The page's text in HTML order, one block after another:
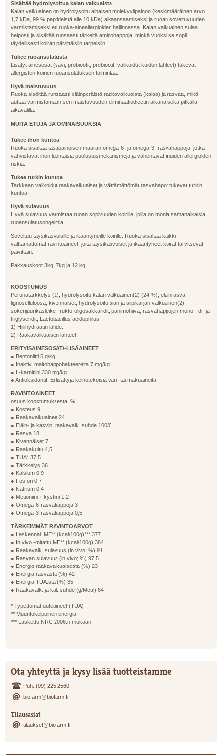
Sisältää hydrolysoitua kalan valkuaista
Kalan valkuainen on hydrolysoitu alhaisen molekyylipainon (keskimääräinen arvo
1,7 kDa, 99 % peptideistä alle 10 kDa) aikaansaamiseksi ja ruoan soveltuvuuden
varmistamiseksi eri ruoka-aineallergioiden hallinnassa. Kalan valkuainen sulaa
helposti ja sisältää runsaasti tärkeitä aminohappoja, minkä vuoksi se sopii
täydellisesti koiran päivittäisiin tarpeisiin.
Tukee ruoansulatusta
Lisätyt ainesosat (savi, probiootit, prebiootit, valikoidut kuidun lähteet) tukevat
allergisten koirien ruoansulatuksen toimintaa.
Hyvä maistuvuus
Ruoka sisältää runsaasti eläinperäistä raakavalkuaista (kalaa) ja rasvaa, mikä
auttaa varmistamaan sen maistuvuuden eliminaatiodieetin aikana sekä pitkällä
aikavälillä.
MUITA ETUJA JA OMINAISUUKSIA
Tukee ihon kuntoa
Ruoka sisältää tasapainoisen määrän omega-6- ja omega-3- rasvahappoja, jotka
vahvistavat ihon luontaisia puolustusmekanismeja ja vähentävät muiden allergioiden
riskiä.
Tukee turkin kuntoa
Tarkkaan valikoidut raakavalkuaiset ja välttämättömät rasvahapot tukevat turkin
kuntoa.
Hyvä sulavuus
Hyvä sulavuus varmistaa ruoan sopivuuden koirille, joilla on monia samanaikaisia
ruoansulatusongelmia.
Soveltuu täysikasvuisille ja ikääntyneille koirille. Ruoka sisältää kaikki
välttämättömät ravintoaineet, joita täysikasvuiset ja ikääntyneet koirat tarvitsevat
päivittäin.
Pakkauskoot 3kg, 7kg ja 12 kg
KOOSTUMUS
Perunatärkkelys (1), hydrolysoitu kalan valkuainen(2) (24 %), eläinrasva,
lignoselluloosa, kivennäiset, hydrolysoitu sian ja siipikarjan valkuainen(2),
sokerijuurikasleike, frukto-oligosakkaridit, panimohiiva, rasvahappojen mono-, di- ja
triglyseridit, Lactobacillus acidophilus.
1) Hiilihydraatin lähde.
2) Raakavalkuaisen lähteet.
ERITYISAINESOSAT/-LISÄAINEET
● Bentoniitti 5 g/kg
● Inaktiv. maitohappobakteereita 7 mg/kg
● L-karnitiini 330 mg/kg
● Antioksidantit. Ei lisättyjä keinotekoisia väri- tai makuaineita.
RAVINTOAINEET
osuus koostumuksesta, %
● Kosteus 9
● Raakavalkuainen 24
● Eläin- ja kasvip. raakavalk. suhde 100/0
● Rasva 18
● Kivennäiset 7
● Raakakuitu 4,5
● TUA* 37,5
● Tärkkelys 36
● Kalsium 0,9
● Fosfori 0,7
● Natrium 0,4
● Metioniini + kystiini 1,2
● Omega-6-rasvahappoja 3
● Omega-3-rasvahappoja 0,5
TÄRKEIMMÄT RAVINTOARVOT
● Laskennal. ME** (kcal/100g)*** 377
● In vivo -mitattu ME** (kcal/100g) 384
● Raakavalk. sulavuus (in vivo; %) 91
● Rasvan sulavuus (in vivo; %) 97,5
● Energia raakavalkuaisesta (%) 23
● Energia rasvasta (%) 42
● Energia TUA:sta (%) 35
● Raakavalk. ja kal. suhde (g/Mcal) 64
* Typettömät uuteaineet (TUA)
** Muuntokelpoinen energia
*** Laskettu NRC 2006:n mukaan
Ota yhteyttä ja kysy lisää tuotteistamme
Puh. (09) 225 2560
biofarm@biofarm.fi
Tilausasiat
tilaukset@biofarm.fi